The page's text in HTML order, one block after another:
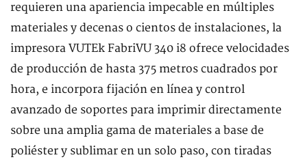
requieren una apariencia impecable en múltiples
materiales y decenas o cientos de instalaciones, la
impresora VUTEk FabriVU 340 i8 ofrece velocidades
de producción de hasta 375 metros cuadrados por
hora, e incorpora fijación en línea y control
avanzado de soportes para imprimir directamente
sobre una amplia gama de materiales a base de
poliéster y sublimar en un solo paso, con tiradas